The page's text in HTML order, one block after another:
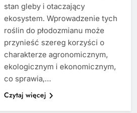
stan gleby i otaczający
ekosystem. Wprowadzenie tych
roślin do płodozmianu może
przynieść szereg korzyści o
charakterze agronomicznym,
ekologicznym i ekonomicznym,
co sprawia,…
Czytaj więcej